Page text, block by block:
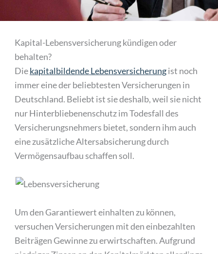
Kapital-Lebensversicherung kündigen oder
behalten?
Diekapitalbildende Lebensversicherungist noch
immer eine der beliebtesten Versicherungen in
Deutschland. Beliebt ist sie deshalb, weil sie nicht
nur Hinterbliebenenschutz im Todesfall des
Versicherungsnehmers bietet, sondern ihm auch
eine zusätzliche Altersabsicherung durch
Vermögensaufbau schaffen soll.
Um den Garantiewert einhalten zu können,
versuchen Versicherungen mit den einbezahlten
Beiträgen Gewinne zu erwirtschaften. Aufgrund